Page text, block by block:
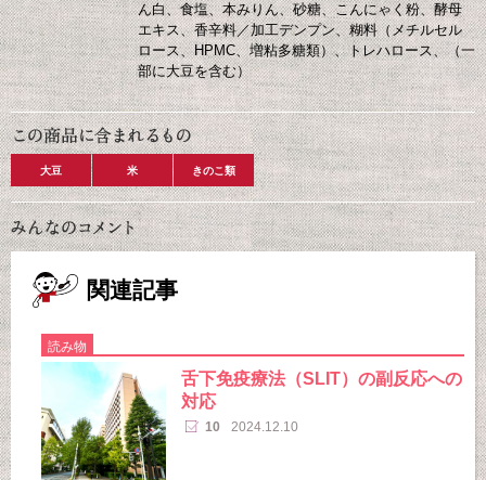
ん白、食塩、本みりん、砂糖、こんにゃく粉、酵母
エキス、香辛料／加工デンプン、糊料（メチルセル
ロース、HPMC、増粘多糖類）、トレハロース、（一
部に大豆を含む）
大豆 米 きのこ類
関連記事
読み物
舌下免疫療法（SLIT）の副反応への
対応
10 2024.12.10